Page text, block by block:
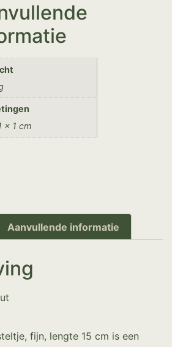
× 1 cm
Aanvullende informatie
fijn, lengte 15 cm is een